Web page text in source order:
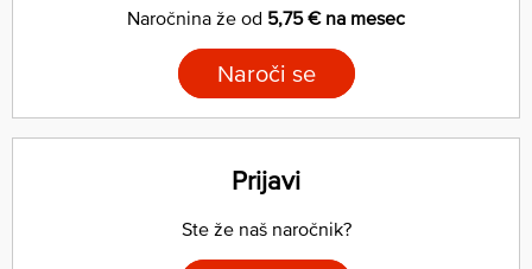
Naročnina že od 5,75 € na mesec
Naroči se
Prijavi
Ste že naš naročnik?